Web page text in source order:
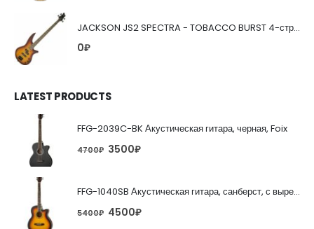
JACKSON JS2 SPECTRA - TOBACCO BURST 4-струнная бас-гитара
0₽
LATEST PRODUCTS
FFG-2039C-BK Акустическая гитара, черная, Foix
4700₽ 3500₽
FFG-1040SB Акустическая гитара, санберст, с вырезом, Foix
5400₽ 4500₽